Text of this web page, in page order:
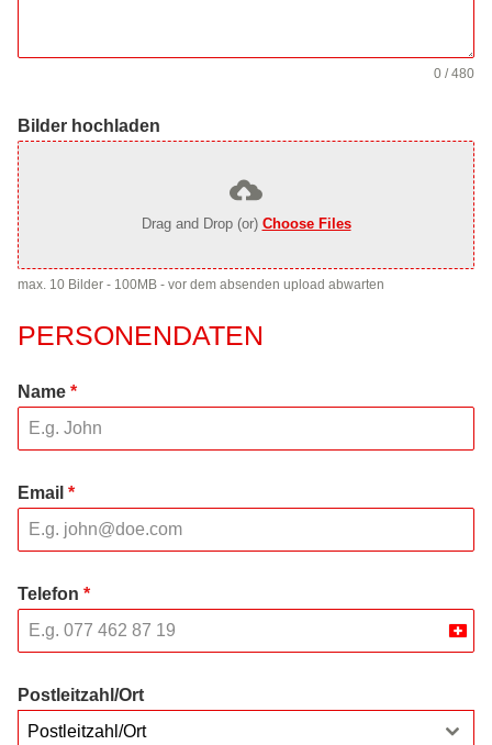
0 / 480
Bilder hochladen
Drag and Drop (or) Choose Files
max. 10 Bilder - 100MB - vor dem absenden upload abwarten
PERSONENDATEN
Name *
Email *
Telefon *
Postleitzahl/Ort
Postleitzahl/Ort